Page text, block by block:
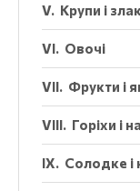
Крупи і
Овочі
Фрукти і
Горіхи і
Солодке і